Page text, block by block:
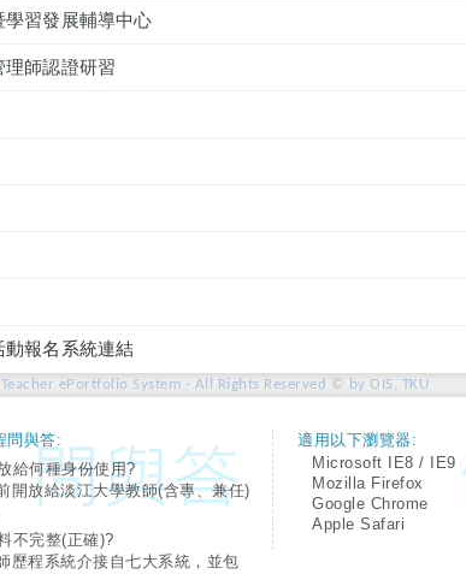
學習發展輔導中心
理師認證研習
動報名系統連結
ePortfolio System - All Rights Reserved © by OIS, TKU
問與答:
給何種身份使用?
開放給淡江大學教師(含專、兼任)
不完整(正確)?
歷程系統介接自七大系統，並包
適用以下瀏覽器:
Microsoft IE8 / IE9
Mozilla Firefox
Google Chrome
Apple Safari